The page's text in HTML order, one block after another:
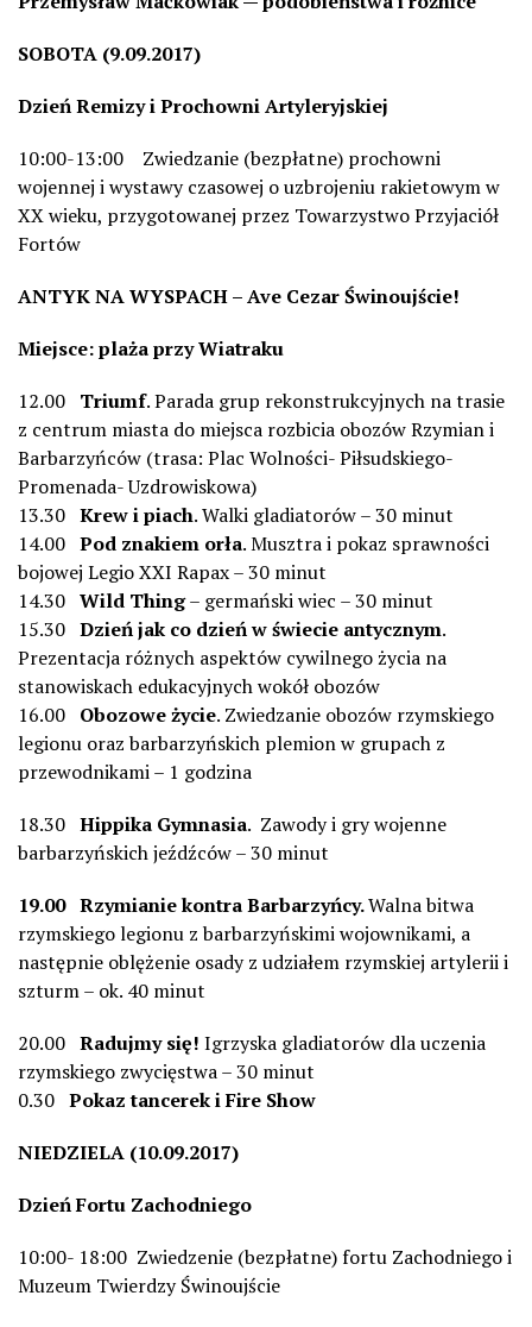
SOBOTA (9.09.2017)
Dzień Remizy i Prochowni Artyleryjskiej
10:00-13:00 Zwiedzanie (bezpłatne) prochowni
wojennej i wystawy czasowej o uzbrojeniu rakietowym w
XX wieku, przygotowanej przez Towarzystwo Przyjaciół
Fortów
ANTYK NA WYSPACH – Ave Cezar Świnoujście!
Miejsce: plaża przy Wiatraku
12.00 Triumf. Parada grup rekonstrukcyjnych na trasie
z centrum miasta do miejsca rozbicia obozów Rzymian i
Barbarzyńców (trasa: Plac Wolności- Piłsudskiego-
Promenada- Uzdrowiskowa)
13.30 Krew i piach. Walki gladiatorów – 30 minut
14.00 Pod znakiem orła. Musztra i pokaz sprawności
bojowej Legio XXI Rapax – 30 minut
14.30 Wild Thing– germański wiec – 30 minut
15.30 Dzień jak co dzień w świecie antycznym.
Prezentacja różnych aspektów cywilnego życia na
stanowiskach edukacyjnych wokół obozów
16.00 Obozowe życie. Zwiedzanie obozów rzymskiego
legionu oraz barbarzyńskich plemion w grupach z
przewodnikami – 1 godzina
18.30 Hippika Gymnasia. Zawody i gry wojenne
barbarzyńskich jeźdźców – 30 minut
19.00 Rzymianie kontra Barbarzyńcy.Walna bitwa
rzymskiego legionu z barbarzyńskimi wojownikami, a
następnie oblężenie osady z udziałem rzymskiej artylerii i
szturm – ok. 40 minut
20.00 Radujmy się! Igrzyska gladiatorów dla uczenia
rzymskiego zwycięstwa – 30 minut
0.30 Pokaz tancerek i Fire Show
NIEDZIELA (10.09.2017)
Dzień Fortu Zachodniego
10:00- 18:00 Zwiedzenie (bezpłatne) fortu Zachodniego i
Muzeum Twierdzy Świnoujście